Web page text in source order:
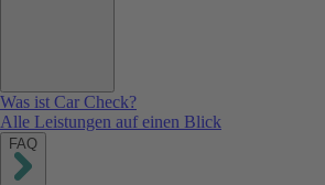
Was ist Car Check?
Alle Leistungen auf einen Blick
FAQ